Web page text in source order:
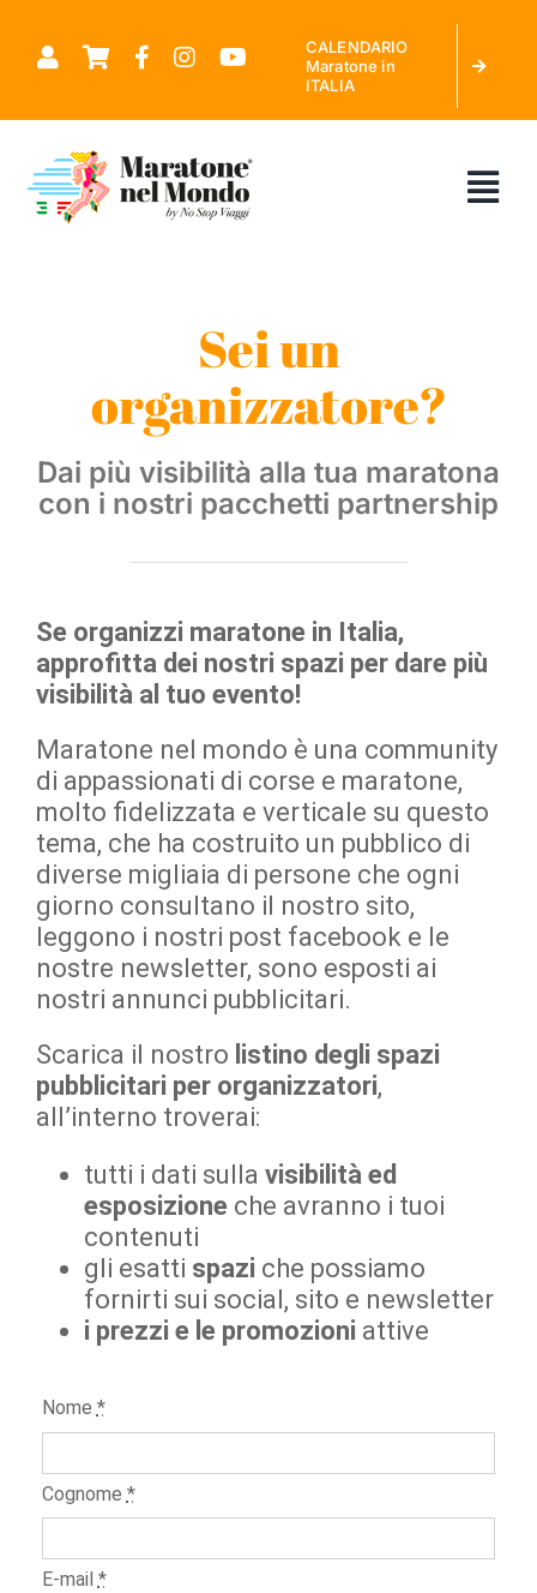
CALENDARIO
Maratone in
ITALIA
MARATONE NEL MONDO
RICHIEDI PREVENTIVO
CONTATTACI
Sei un
organizzatore?
Dai più visibilità alla tua maratona
con i nostri pacchetti partnership
Se organizzi maratone in Italia,
approfitta dei nostri spazi per dare più
visibilità al tuo evento!
Maratone nel mondo è una community
di appassionati di corse e maratone,
molto fidelizzata e verticale su questo
tema, che ha costruito un pubblico di
diverse migliaia di persone che ogni
giorno consultano il nostro sito,
leggono i nostri post facebook e le
nostre newsletter, sono esposti ai
nostri annunci pubblicitari.
Scarica il nostro listino degli spazi
pubblicitari per organizzatori,
all’interno troverai:
tutti i dati sulla visibilità ed
esposizione che avranno i tuoi
contenuti
gli esatti spazi che possiamo
fornirti sui social, sito e newsletter
i prezzi e le promozioni attive
Nome *
Cognome *
E-mail *